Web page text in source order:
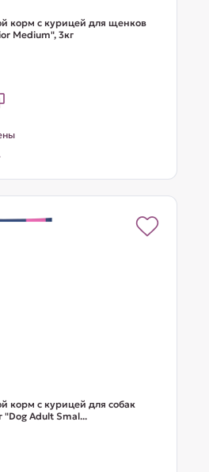
корм с курицей для щенков
Medium", 3кг
корм с курицей для собак
"Dog Adult Smal...